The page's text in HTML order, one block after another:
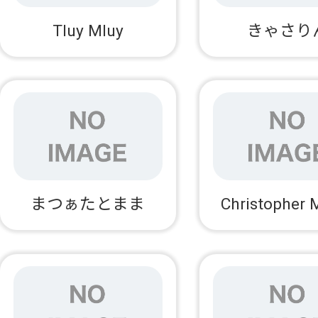
Tluy Mluy きゃさり
まつぁたとまま